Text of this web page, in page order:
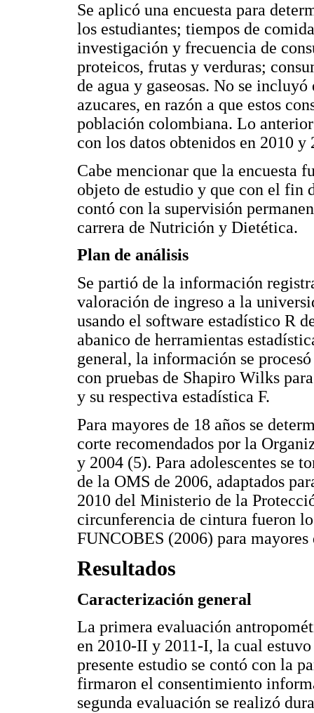
Se aplicó una encuesta para
los estudiantes; tiempos de
investigación y frecuencia de
proteicos, frutas y verduras;
de agua y gaseosas. No se
azucares, en razón a que estos
población colombiana. Lo
con los datos obtenidos en 2010 y
Cabe mencionar que la encuesta
objeto de estudio y que con el fin
contó con la supervisión
carrera de Nutrición y Dietética.
Plan de análisis
Se partió de la información
valoración de ingreso a la
usando el software estadístico R
abanico de herramientas
general, la información se
con pruebas de Shapiro Wilks
y su respectiva estadística F.
Para mayores de 18 años se
corte recomendados por la
y 2004 (5). Para adolescentes se
de la OMS de 2006, adaptados
2010 del Ministerio de la
circunferencia de cintura fueron
FUNCOBES (2006) para mayores
Resultados
Caracterización general
La primera evaluación
en 2010-II y 2011-I, la cual
presente estudio se contó con la
firmaron el consentimiento
segunda evaluación se realizó